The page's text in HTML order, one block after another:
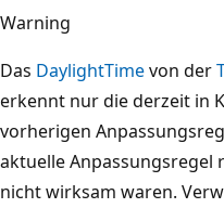
Warning
Das DaylightTimevon der
erkennt nur die derzeit in
vorherigen
aktuelle Anpassungsregel
nicht wirksam waren.